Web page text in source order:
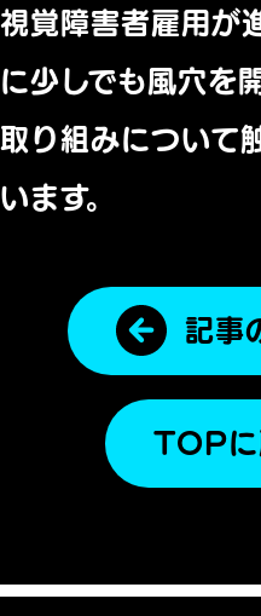
視覚障害者雇用が
に少しでも風穴を
取り組みについて
います。
記事
TOPに